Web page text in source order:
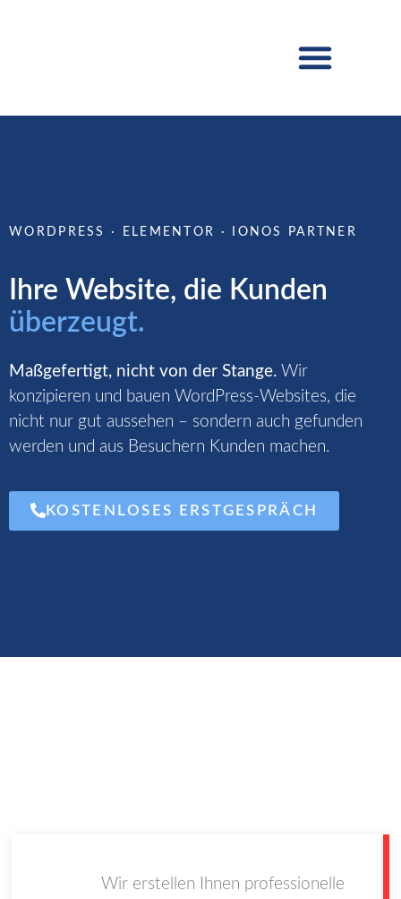
WORDPRESS · ELEMENTOR · IONOS PARTNER
Ihre Website, die Kunden
überzeugt.
Maßgefertigt, nicht von der Stange. Wir
konzipieren und bauen WordPress-Websites, die
nicht nur gut aussehen – sondern auch gefunden
werden und aus Besuchern Kunden machen.
KOSTENLOSES ERSTGESPRÄCH
Wir erstellen Ihnen professionelle